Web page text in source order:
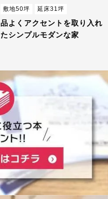
敷地50坪 延床31坪
品よくアクセントを取り入れ
たシンプルモダンな家